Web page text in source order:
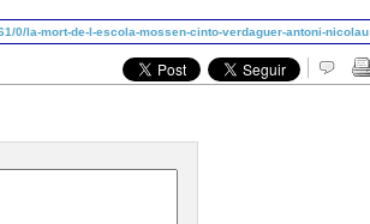
0/la-mort-de-l-escola-mossen-cinto-verdaguer-antoni-nicolau